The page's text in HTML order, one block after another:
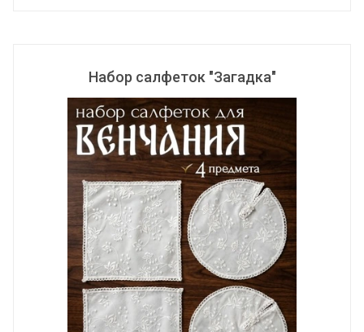
Цена по убыванию
По названию от А до Я
По названию от Я до А
Набор салфеток "Загадка"